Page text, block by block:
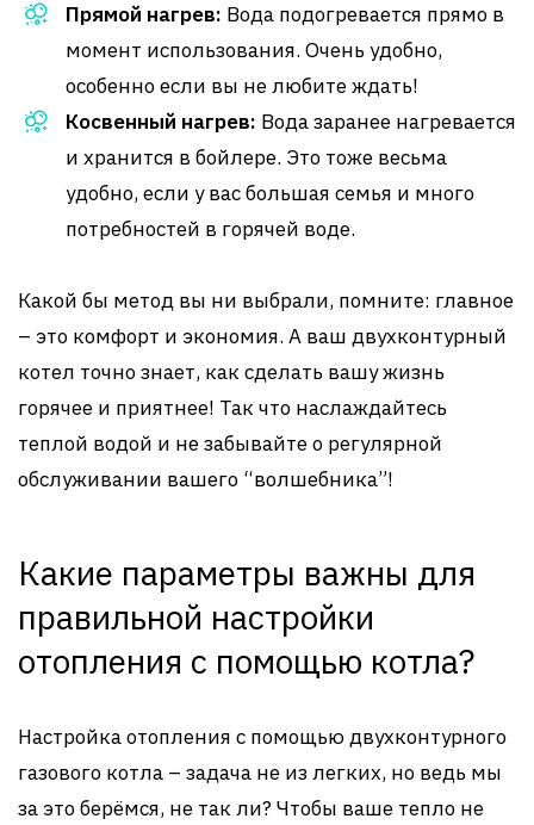
Прямой нагрев: Вода подогревается прямо в
момент использования. Очень удобно,
особенно если вы не любите ждать!
Косвенный нагрев: Вода заранее нагревается
и хранится в бойлере. Это тоже весьма
удобно, если у вас большая семья и много
потребностей в горячей воде.
Какой бы метод вы ни выбрали, помните: главное
– это комфорт и экономия. А ваш двухконтурный
котел точно знает, как сделать вашу жизнь
горячее и приятнее! Так что наслаждайтесь
теплой водой и не забывайте о регулярной
обслуживании вашего “волшебника”!
Какие параметры важны для
правильной настройки
отопления с помощью котла?
Настройка отопления с помощью двухконтурного
газового котла – задача не из легких, но ведь мы
за это берёмся, не так ли? Чтобы ваше тепло не